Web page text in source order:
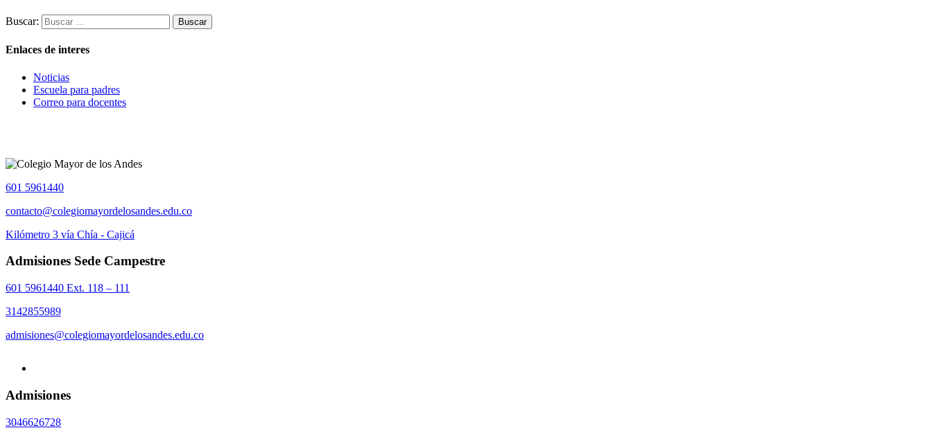
Buscar:
Enlaces de interes
Noticias
Escuela para padres
Correo para docentes
601 5961440
contacto@colegiomayordelosandes.edu.co
Kilómetro 3 vía Chía - Cajicá
Admisiones Sede Campestre
601 5961440 Ext. 118 – 111
3142855989
admisiones@colegiomayordelosandes.edu.co
Admisiones
3046626728